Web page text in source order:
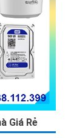
Giá Rẻ